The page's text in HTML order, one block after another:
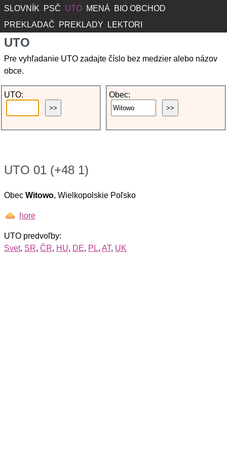
SLOVNÍK PSČ UTO MENÁ
BIO OBCHOD
PREKLADAČ
PREKLADY LEKTORI
UTO
Pre vyhľadanie UTO zadajte číslo bez medzier alebo názov
obce.
UTO: Obec:
UTO 01 (+48 1)
Obec Witowo, Wielkopolskie Poľsko
hore
UTO predvoľby:
Svet, SR, ČR, HU, DE, PL, AT, UK